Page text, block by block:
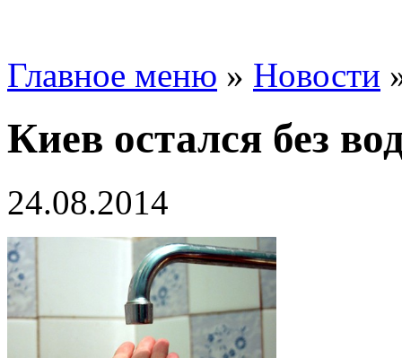
Главное меню » Новости
Киев остался без
24.08.2014